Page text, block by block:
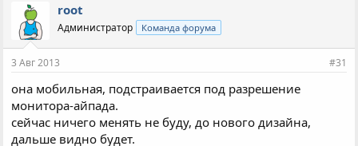
root
Администратор Команда форума
3 Авг 2013 #31
она мобильная, подстраивается под разрешение
монитора-айпада.
сейчас ничего менять не буду, до нового дизайна,
дальше видно будет.